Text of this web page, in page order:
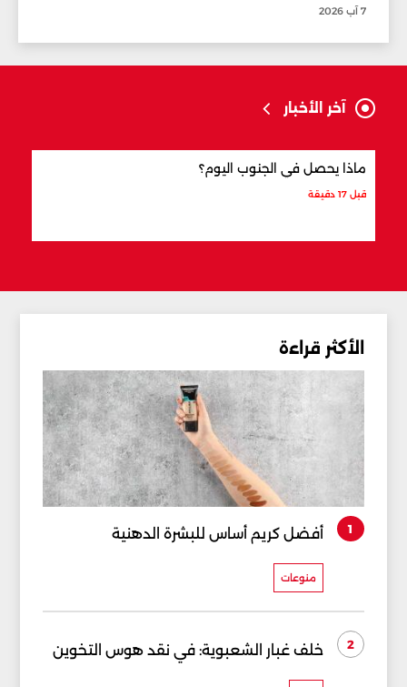
7 آب 2026
آخر الأخبار
ماذا يحصل في الجنوب اليوم؟
قبل 17 دقيقة
الأكثر قراءة
1 أفضل كريم أساس للبشرة الدهنية
منوعات
2 خلف غبار الشعبوية: في نقد هوس التخوين